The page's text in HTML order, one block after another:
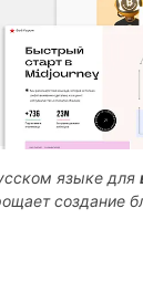
языке для
создание